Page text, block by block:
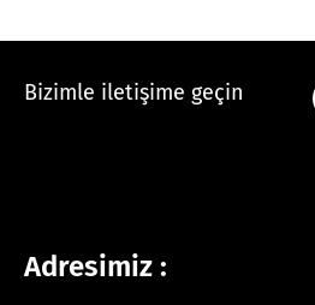
Bizimle iletişime geçin
Adresimiz :